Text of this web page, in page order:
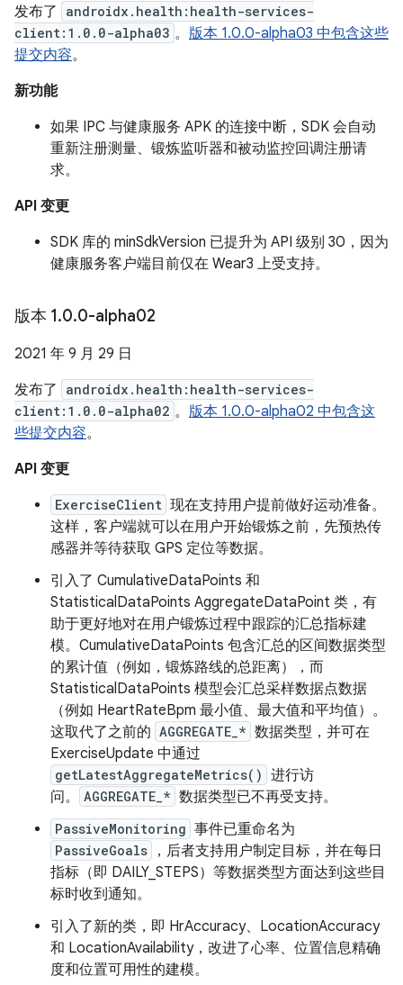
发布了
androidx.health:health-services-
client:1.0.0-alpha03 。 版本 1.0.0-alpha03 中包含这些
提交内容。
新功能
如果 IPC 与健康服务 APK 的连接中断，SDK 会自动
重新注册测量、锻炼监听器和被动监控回调注册请
求。
API 变更
SDK 库的 minSdkVersion 已提升为 API 级别 30，因为
健康服务客户端目前仅在 Wear3 上受支持。
版本 1.0.0-alpha02
2021 年 9 月 29 日
发布了
androidx.health:health-services-
client:1.0.0-alpha02 。 版本 1.0.0-alpha02 中包含这
些提交内容。
API 变更
ExerciseClient 现在支持用户提前做好运动准备。
这样，客户端就可以在用户开始锻炼之前，先预热传
感器并等待获取 GPS 定位等数据。
引入了 CumulativeDataPoints 和
StatisticalDataPoints AggregateDataPoint 类，有
助于更好地对在用户锻炼过程中跟踪的汇总指标建
模。CumulativeDataPoints 包含汇总的区间数据类型
的累计值（例如，锻炼路线的总距离），而
StatisticalDataPoints 模型会汇总采样数据点数据
（例如 HeartRateBpm 最小值、最大值和平均值）。
这取代了之前的 AGGREGATE_* 数据类型，并可在
ExerciseUpdate 中通过
getLatestAggregateMetrics() 进行访
问。
AGGREGATE_* 数据类型已不再受支持。
PassiveMonitoring 事件已重命名为
PassiveGoals
，后者支持用户制定目标，并在每日
指标（即 DAILY_STEPS）等数据类型方面达到这些目
标时收到通知。
引入了新的类，即 HrAccuracy、LocationAccuracy
和 LocationAvailability，改进了心率、位置信息精确
度和位置可用性的建模。